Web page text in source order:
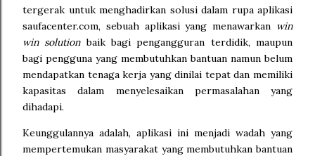
tergerak untuk menghadirkan solusi dalam rupa aplikasi
saufacenter.com, sebuah aplikasi yang menawarkan win
win solutionbaik bagi pengangguran terdidik, maupun
bagi pengguna yang membutuhkan bantuan namun belum
mendapatkan tenaga kerja yang dinilai tepat dan memiliki
kapasitas dalam menyelesaikan permasalahan yang
dihadapi.
Keunggulannya adalah, aplikasi ini menjadi wadah yang
mempertemukan masyarakat yang membutuhkan bantuan